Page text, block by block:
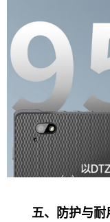
五、防护与耐